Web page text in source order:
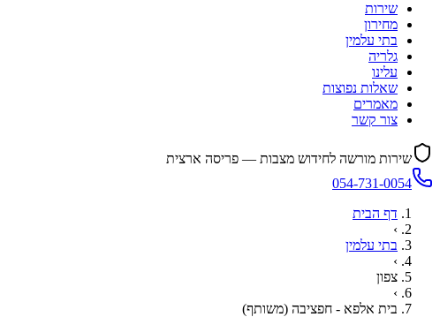
שירות
מחירון
בתי עלמין
גלריה
עלינו
שאלות נפוצות
מאמרים
צור קשר
שירות מורשה לחידוש מצבות — פריסה ארצית
054-731-0054
דף הבית
›
בתי עלמין
›
צפון
›
בית אלפא - חפציבה (משותף)